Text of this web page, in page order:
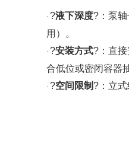
· ?液下深度?：泵
用）。
· ?安装方式?：直
合低位或密闭容器
· ?空间限制?：立